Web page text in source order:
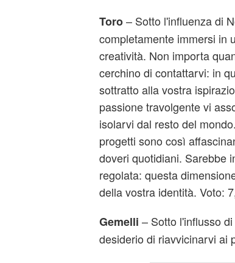
Toro– Sotto l'influenza di
completamente immersi in
creatività. Non importa
cerchino di contattarvi: in
sottratto alla vostra
passione travolgente vi
isolarvi dal resto del
progetti sono così
doveri quotidiani. Sarebbe
regolata: questa
della vostra identità. Voto:
Gemelli – Sotto l'influsso
desiderio di riavvicinarvi ai